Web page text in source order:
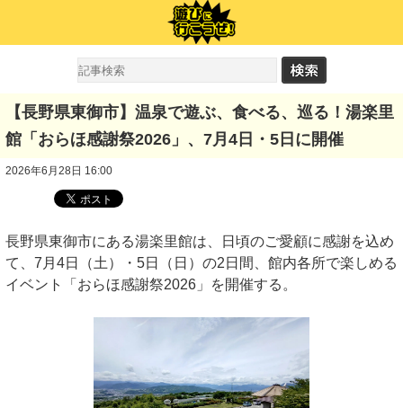
【長野県東御市】温泉で遊ぶ、食べる、巡る！湯楽里
館「おらほ感謝祭2026」、7月4日・5日に開催
2026年6月28日 16:00
長野県東御市にある湯楽里館は、日頃のご愛顧に感謝を込め
て、7月4日（土）・5日（日）の2日間、館内各所で楽しめる
イベント「おらほ感謝祭2026」を開催する。